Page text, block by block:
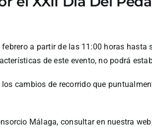
a partir de las 11:00 horas
de este evento, no podrá
cambios de recorrido que
Málaga, consultar en nuestra